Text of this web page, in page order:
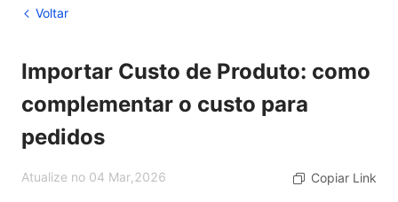
Voltar
Importar Custo de Produto: como
complementar o custo para
pedidos
Atualize no 04 Mar,2026 Copiar Link